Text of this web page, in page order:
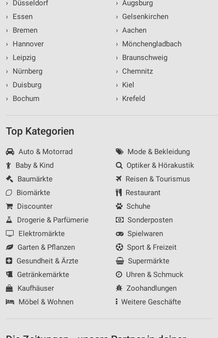
›
Düsseldorf
›
Essen
›
Bremen
›
Hannover
›
Leipzig
›
Nürnberg
›
Duisburg
›
Bochum
› Augsburg
› Gelsenkirchen
› Aachen
› Mönchengladbach
› Braunschweig
› Chemnitz
› Kiel
› Krefeld
Top Kategorien
Auto & Motorrad
Baby & Kind
Baumärkte
Biomärkte
Discounter
Drogerie & Parfümerie
Elektromärkte
Garten & Pflanzen
Gesundheit & Ärzte
Getränkemärkte
Kaufhäuser
Möbel & Wohnen
Mode & Bekleidung
Optiker & Hörakustik
Reisen & Tourismus
Restaurant
Schuhe
Sonderposten
Spielwaren
Sport & Freizeit
Supermärkte
Uhren & Schmuck
Zoohandlungen
Weitere Geschäfte